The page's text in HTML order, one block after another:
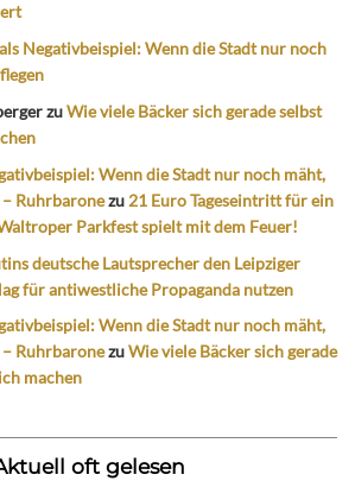
Negativbeispiel: Wenn die Stadt nur noch
zuWie viele Bäcker sich gerade selbst
Wenn die Stadt nur noch mäht,
Ruhrbaronezu 21 Euro Tageseintritt für ein
Parkfest spielt mit dem Feuer!
deutsche Lautsprecher den Leipziger
für antiwestliche Propaganda nutzen
Wenn die Stadt nur noch mäht,
RuhrbaronezuWie viele Bäcker sich gerade
machen
oft gelesen